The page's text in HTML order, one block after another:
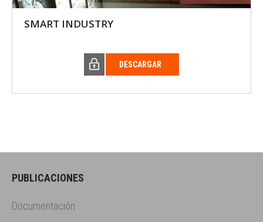
PUBLICACIONES
Documentación
SMART INDUSTRY
DESCARGAR